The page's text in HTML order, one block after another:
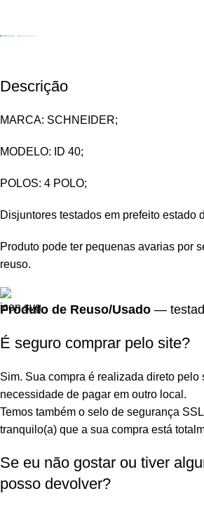
Descrição
MARCA: SCHNEIDER;
MODELO: ID 40;
POLOS: 4 POLO;
Disjuntores testados em prefeito estado
Produto pode ter pequenas avarias por
reuso.
Produto de Reuso/Usado —
É seguro comprar pelo site?
Sim. Sua compra é realizada direto pelo
necessidade de pagar em outro local.
Temos também o selo de segurança
tranquilo(a) que a sua compra está
Se eu não gostar ou tiver
posso devolver?